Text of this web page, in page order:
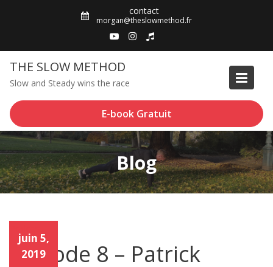
contact
morgan@theslowmethod.fr
THE SLOW METHOD
Slow and Steady wins the race
E-book Gratuit
Blog
Podc
ast
juin 5,
2019
Episode 8 – Patrick